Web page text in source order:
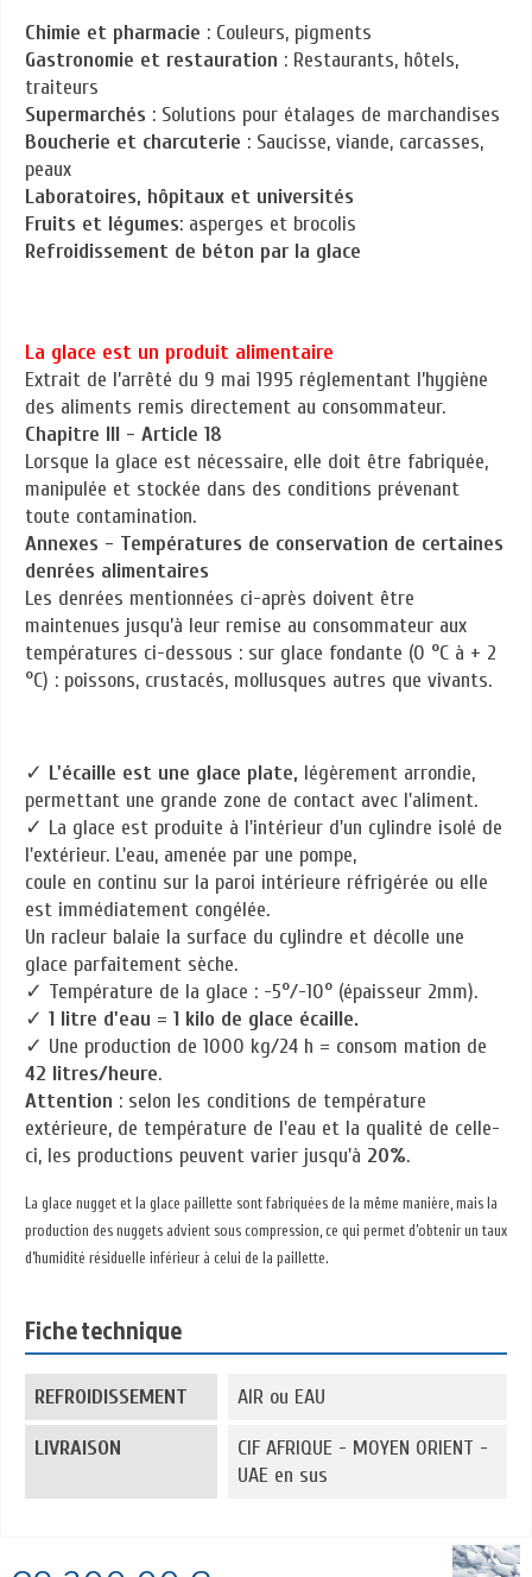
Chimie et pharmacie : Couleurs, pigments
Gastronomie et restauration : Restaurants, hôtels,
traiteurs
Supermarchés : Solutions pour étalages de marchandises
Boucherie et charcuterie : Saucisse, viande, carcasses,
peaux
Laboratoires, hôpitaux et universités
Fruits et légumes: asperges et brocolis
Refroidissement de béton par la glace
La glace est un produit alimentaire
Extrait de l’arrêté du 9 mai 1995 réglementant l’hygiène
des aliments remis directement au consommateur.
Chapitre III - Article 18
Lorsque la glace est nécessaire, elle doit être fabriquée,
manipulée et stockée dans des conditions prévenant
toute contamination.
Annexes - Températures de conservation de certaines
denrées alimentaires
Les denrées mentionnées ci-après doivent être
maintenues jusqu’à leur remise au consommateur aux
températures ci-dessous : sur glace fondante (0 °C à + 2
°C) : poissons, crustacés, mollusques autres que vivants.
✓ L'écaille est une glace plate, légèrement arrondie,
permettant une grande zone de contact avec l'aliment.
✓ La glace est produite à l'intérieur d'un cylindre isolé de
l'extérieur. L'eau, amenée par une pompe,
coule en continu sur la paroi intérieure réfrigérée ou elle
est immédiatement congélée.
Un racleur balaie la surface du cylindre et décolle une
glace parfaitement sèche.
✓ Température de la glace : -5°/-10° (épaisseur 2mm).
✓ 1 litre d'eau = 1 kilo de glace écaille.
✓ Une production de 1000 kg/24 h = consom mation de
42 litres/heure.
Attention : selon les conditions de température
extérieure, de température de l'eau et la qualité de celle-
ci, les productions peuvent varier jusqu'à 20%.
La glace nugget et la glace paillette sont fabriquées de la même manière, mais la
production des nuggets advient sous compression, ce qui permet d’obtenir un taux
d’humidité résiduelle inférieur à celui de la paillette.
Fiche technique
REFROIDISSEMENT AIR ou EAU
LIVRAISON
CIF AFRIQUE - MOYEN ORIENT -
UAE en sus